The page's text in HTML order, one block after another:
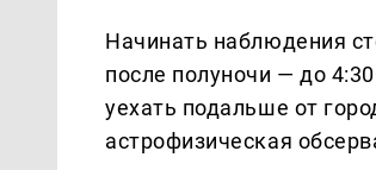
Начинать наблюдения
после полуночи — до
уехать подальше от
астрофизическая